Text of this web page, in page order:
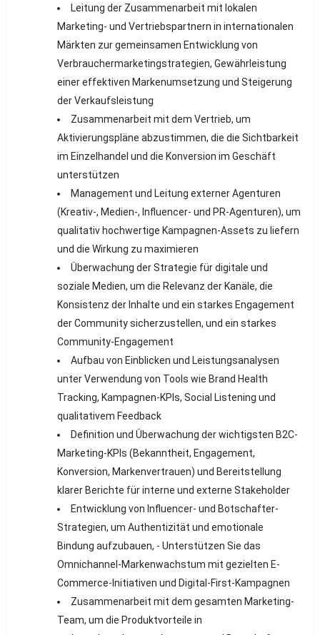
Leitung der Zusammenarbeit mit lokalen
Marketing- und Vertriebspartnern in internationalen
Märkten zur gemeinsamen Entwicklung von
Verbrauchermarketingstrategien, Gewährleistung
einer effektiven Markenumsetzung und Steigerung
der Verkaufsleistung
Zusammenarbeit mit dem Vertrieb, um
Aktivierungspläne abzustimmen, die die Sichtbarkeit
im Einzelhandel und die Konversion im Geschäft
unterstützen
Management und Leitung externer Agenturen
(Kreativ-, Medien-, Influencer- und PR-Agenturen), um
qualitativ hochwertige Kampagnen-Assets zu liefern
und die Wirkung zu maximieren
Überwachung der Strategie für digitale und
soziale Medien, um die Relevanz der Kanäle, die
Konsistenz der Inhalte und ein starkes Engagement
der Community sicherzustellen, und ein starkes
Community-Engagement
Aufbau von Einblicken und Leistungsanalysen
unter Verwendung von Tools wie Brand Health
Tracking, Kampagnen-KPIs, Social Listening und
qualitativem Feedback
Definition und Überwachung der wichtigsten B2C-
Marketing-KPIs (Bekanntheit, Engagement,
Konversion, Markenvertrauen) und Bereitstellung
klarer Berichte für interne und externe Stakeholder
Entwicklung von Influencer- und Botschafter-
Strategien, um Authentizität und emotionale
Bindung aufzubauen, - Unterstützen Sie das
Omnichannel-Markenwachstum mit gezielten E-
Commerce-Initiativen und Digital-First-Kampagnen
Zusammenarbeit mit dem gesamten Marketing-
Team, um die Produktvorteile in